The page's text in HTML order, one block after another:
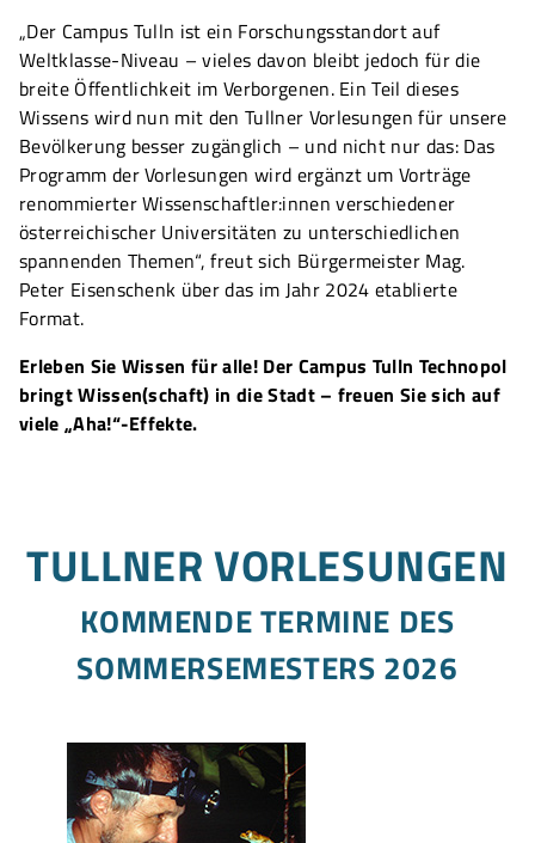
„Der Campus Tulln ist ein Forschungsstandort auf
Weltklasse-Niveau – vieles davon bleibt jedoch für die
breite Öffentlichkeit im Verborgenen. Ein Teil dieses
Wissens wird nun mit den Tullner Vorlesungen für unsere
Bevölkerung besser zugänglich – und nicht nur das: Das
Programm der Vorlesungen wird ergänzt um Vorträge
renommierter Wissenschaftler:innen verschiedener
österreichischer Universitäten zu unterschiedlichen
spannenden Themen“, freut sich Bürgermeister Mag.
Peter Eisenschenk über das im Jahr 2024 etablierte
Format.
Erleben Sie Wissen für alle! Der Campus Tulln Technopol
bringt Wissen(schaft) in die Stadt – freuen Sie sich auf
viele „Aha!“-Effekte.
TULLNER VORLESUNGEN
KOMMENDE TERMINE DES
SOMMERSEMESTERS 2026